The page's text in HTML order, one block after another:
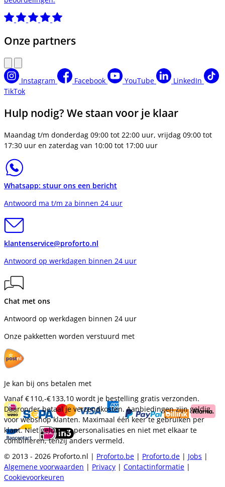
Onze partners
Instagram Facebook YouTube
LinkedIn
TikTok
Hulp nodig? We staan voor je klaar
Maandag t/m donderdag 09:00 tot 22:00 uur, vrijdag 09:00 tot
17:30 uur en zaterdag van 10:00 tot 17:00 uur
Whatsapp: stuur ons een bericht
Antwoord ma t/m za binnen 24 uur
klantenservice@proforto.nl
Antwoord op werkdagen binnen 24 uur
Chat met ons
Antwoord op werkdagen binnen 24 uur
Onze pakketten worden verstuurd met
Je kan bij ons betalen met
Vanaf€ 110,-€ 133,10 wordt je bestelling gratis verzonden.
Daaronder betaal je verzendkosten. Aanbiedingen zijn geldig
voor webshop klanten. Maximaal één keer te gebruiken per
klant. Niet geldig op personalisaties en niet met elkaar te
combineren, tenzij anders vermeld.
© 2013 - 2026 Proforto.nl | Proforto.be | Proforto.de | Jobs |
Algemene voorwaarden | Privacy | Contactinformatie |
Cookievoorkeuren